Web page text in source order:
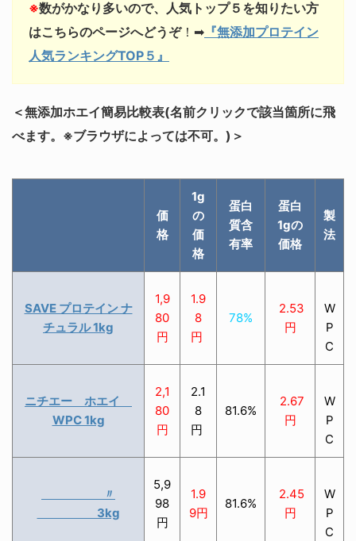
※数がかなり多いので、人気トップ５を知りたい方
はこちらのページへどうぞ！➡︎ 『無添加プロテイン
人気ランキングTOP５』
＜無添加ホエイ簡易比較表(名前クリックで該当箇所に飛
べます。※ブラウザによっては不可。)＞
価
格
1g
の
価
格
蛋白
質含
有率
蛋白
1gの
価格
製
法
SAVE プロテイン ナ
チュラル 1kg
1,9
80
円
1.9
8
円
78%
2.53
円
W
P
C
ニチエー ホエイ
WPC 1kg
2,1
80
円
2.1
8
円
81.6%
2.67
円
W
P
C
〃
3kg
5,9
98
円
1.9
9円
81.6%
2.45
円
W
P
C